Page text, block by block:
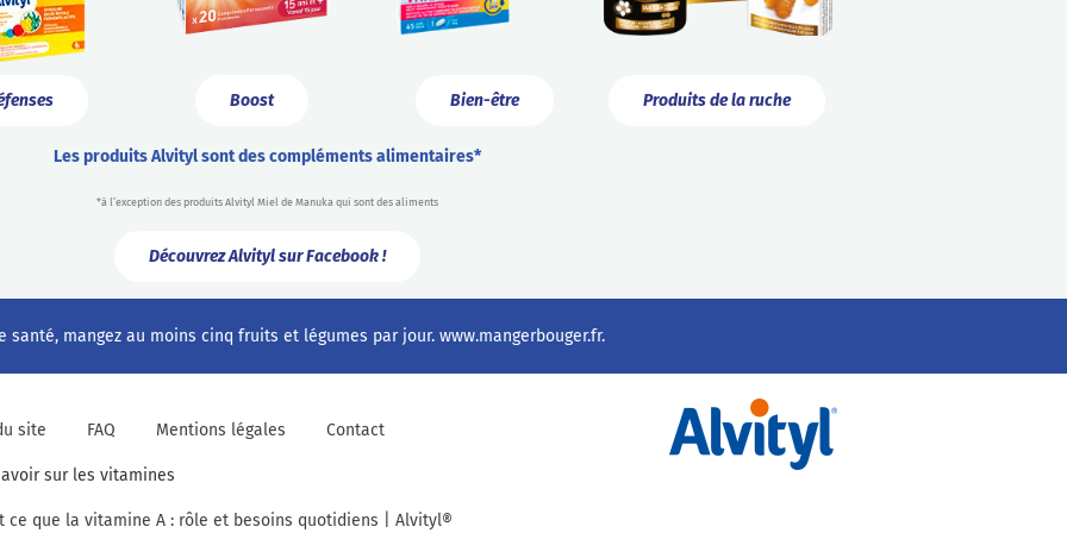
Boost Bien-être Produits de la ruche
Les produits Alvityl sont des compléments alimentaires*
*à l’exception des produits Alvityl Miel de Manuka qui sont des aliments
Découvrez Alvityl sur Facebook !
santé, mangez au moins cinq fruits et légumes par jour. www.mangerbouger.fr.
site FAQ Mentions légales Contact
sur les vitamines
ce que la vitamine A : rôle et besoins quotidiens | Alvityl®